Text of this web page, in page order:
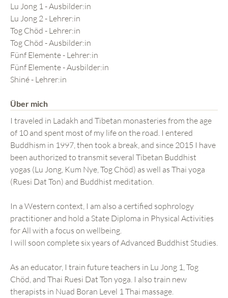
Lu Jong 1 - Ausbilder:in
Lu Jong 2 - Lehrer:in
Tog Chöd - Lehrer:in
Tog Chöd - Ausbilder:in
Fünf Elemente - Lehrer:in
Fünf Elemente - Ausbilder:in
Shiné - Lehrer:in
Über mich
I traveled in Ladakh and Tibetan monasteries from the age
of 10 and spent most of my life on the road. I entered
Buddhism in 1997, then took a break, and since 2015 I have
been authorized to transmit several Tibetan Buddhist
yogas (Lu Jong, Kum Nye, Tog Chöd) as well as Thai yoga
(Ruesi Dat Ton) and Buddhist meditation.
In a Western context, I am also a certified sophrology
practitioner and hold a State Diploma in Physical Activities
for All with a focus on wellbeing.
I will soon complete six years of Advanced Buddhist Studies.
As an educator, I train future teachers in Lu Jong 1, Tog
Chöd, and Thai Ruesi Dat Ton yoga. I also train new
therapists in Nuad Boran Level 1 Thai massage.